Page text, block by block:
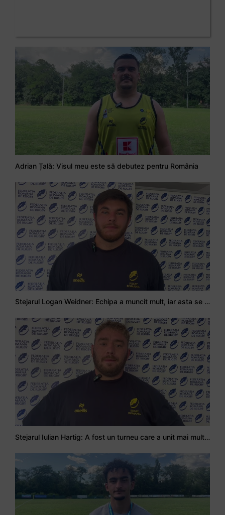
Adrian Țală: Visul meu este să debutez pentru România
Stejarul Logan Weidner: Echipa a muncit mult, iar asta se va vedea în meciurile de la Nations Cup
Stejarul Iulian Hartig: A fost un turneu care a unit mai mult echipa